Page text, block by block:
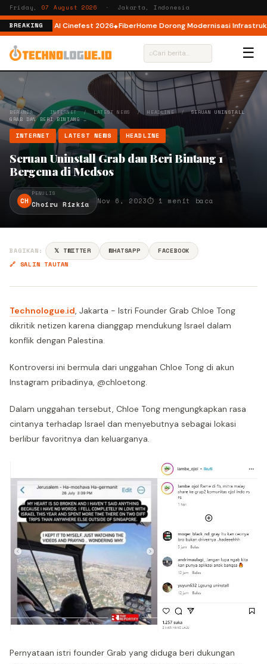
Friday, 07 August 2026 · Jakarta, Indonesia
BREAKING
AI lewat AI Cinefest 2026 FiberHome Dorong Modernisasi Infrastruktur
⌕ ☰
BERANDA/ INTERNET/LATEST NEWS /HEADLINE/SERUAN UNINSTALL
GRAB DAN BERI BINTANG …
INTERNET LATEST NEWS HEADLINE
Seruan Uninstall Grab dan Beri Bintang 1
Bergema di Medsos
CH
PENULIS
Choiru Rizkia Nov 6, 2023⏱ 1 menit baca
BAGIKAN: 𝕏 TWITTER WHATSAPP
FACEBOOK
🔗 SALIN TAUTAN
Technologue.id, Jakarta - Istri Founder Grab Chloe Tong
dikritik netizen karena dianggap mendukung Israel dalam
konflik dengan Palestina.
Kontroversi ini bermula dari unggahan Chloe Tong di akun
Instagram pribadinya, @chloetong.
Dalam unggahan tersebut, Chloe Tong mengungkapkan rasa
cintanya terhadap Israel dan menyebutnya sebagai lokasi
berlibur favoritnya dan keluarganya.
Pernyataan istri founder Grab yang diduga beri dukungan